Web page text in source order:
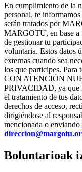
En cumplimiento de la
personal, te
serán tratados por
MARGOTU, en base a
de gestionar tu
voluntaria. Estos datos
externas cuando sea
los que participes. Para
CON ATENCIÓN
PRIVACIDAD, ya que
el tratamiento de tus
derechos de acceso,
dirigiéndose al
mencionada o
Boluntarioak